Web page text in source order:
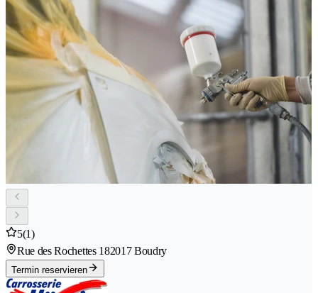
5(1)
Rue des Rochettes 182017 Boudry
Termin reservieren